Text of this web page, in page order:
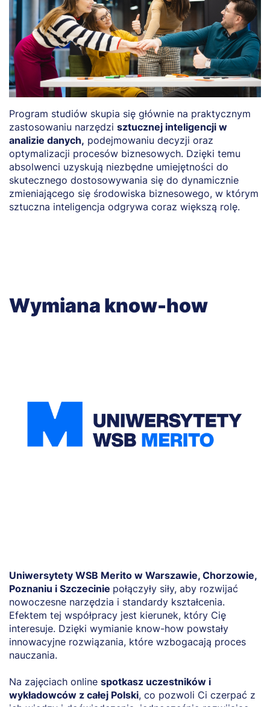
Program studiów skupia się głównie na praktycznym
zastosowaniu narzędzi sztucznej inteligencji w
analizie danych, podejmowaniu decyzji oraz
optymalizacji procesów biznesowych. Dzięki temu
absolwenci uzyskują niezbędne umiejętności do
skutecznego dostosowywania się do dynamicznie
zmieniającego się środowiska biznesowego, w którym
sztuczna inteligencja odgrywa coraz większą rolę.
Wymiana know-how
Uniwersytety WSB Merito w Warszawie, Chorzowie,
Poznaniu i Szczecinie połączyły siły, aby rozwijać
nowoczesne narzędzia i standardy kształcenia.
Efektem tej współpracy jest kierunek, który Cię
interesuje. Dzięki wymianie know-how powstały
innowacyjne rozwiązania, które wzbogacają proces
nauczania.
Na zajęciach online spotkasz uczestników i
wykładowców z całej Polski, co pozwoli Ci czerpać z